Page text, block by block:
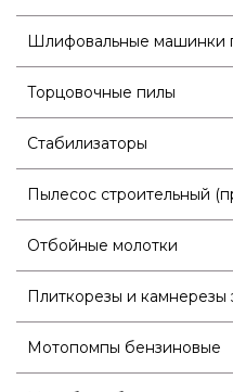
Шлифовальные машинки
Торцовочные пилы
Стабилизаторы
Пылесос строительный
Отбойные молотки
Плиткорезы и камнерезы
Мотопомпы бензиновые